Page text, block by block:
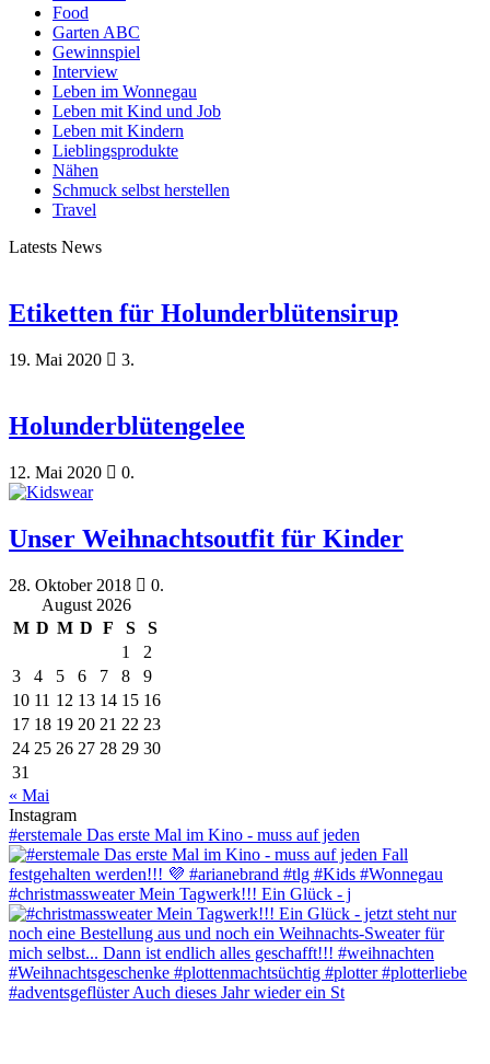
Food
Garten ABC
Gewinnspiel
Interview
Leben im Wonnegau
Leben mit Kind und Job
Leben mit Kindern
Lieblingsprodukte
Nähen
Schmuck selbst herstellen
Travel
Latests News
Etiketten für Holunderblütensirup
19. Mai 2020 3.
Holunderblütengelee
12. Mai 2020 0.
Unser Weihnachtsoutfit für Kinder
28. Oktober 2018
0.
August 2026
M D M D F S
S
1
2
3
4 5 6 7 8
9
10 11 12 13 14 15 16
17 18 19 20 21 22 23
24 25 26 27 28 29 30
31
« Mai
Instagram
#erstemale Das erste Mal im Kino - muss auf jeden
#christmassweater Mein Tagwerk!!! Ein Glück - j
#adventsgeflüster Auch dieses Jahr wieder ein St